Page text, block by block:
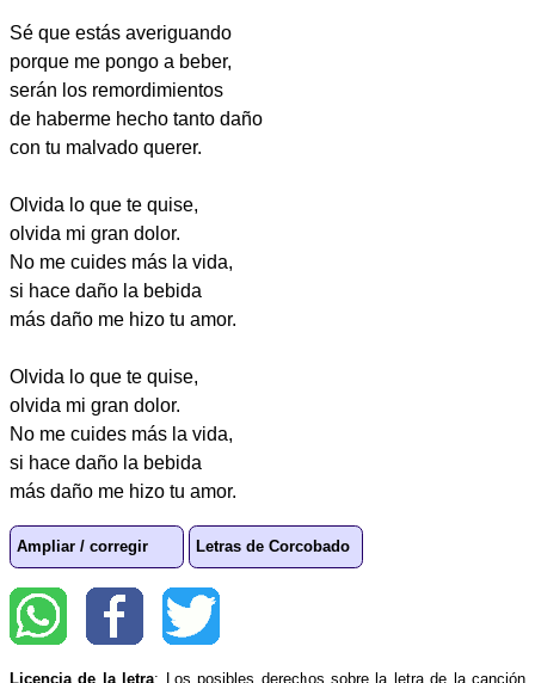
Sé que estás averiguando
porque me pongo a beber,
serán los remordimientos
de haberme hecho tanto daño
con tu malvado querer.
Olvida lo que te quise,
olvida mi gran dolor.
No me cuides más la vida,
si hace daño la bebida
más daño me hizo tu amor.
Olvida lo que te quise,
olvida mi gran dolor.
No me cuides más la vida,
si hace daño la bebida
más daño me hizo tu amor.
Ampliar / corregir Letras de Corcobado
Licencia de la letra: Los posibles derechos sobre la letra de la canción